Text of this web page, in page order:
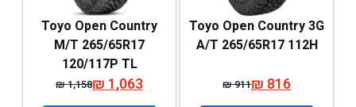
Toyo Open Country 3G
A/T 265/65R17 112H
₪911
המחיר₪816 המחיר
Toyo Open Country
M/T 265/65R17
120/117P TL
₪1,158
המחיר ₪1,063
המחיר